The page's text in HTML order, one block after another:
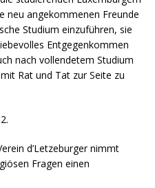
neu angekommenen Freunde
Studium einzuführen, sie
Entgegenkommen
nach vollendetem Studium
Rat und Tat zur Seite zu
d’Letzeburger nimmt
Fragen einen